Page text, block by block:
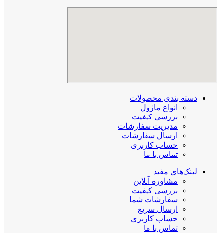
دسته بندی محصولات
انواع ماژول
بررسی کیفیت
مدیریت سفارشات
ارسال سفارشات
حساب کاربری
تماس با ما
لینک‌های مفید
مشاوره آنلاین
بررسی کیفیت
سفارشات شما
ارسال سریع
حساب کاربری
تماس با ما